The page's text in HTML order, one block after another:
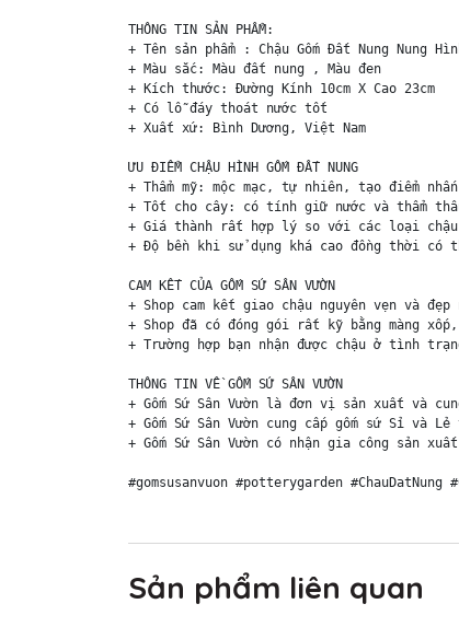
THÔNG TIN SẢN PHẨM:
+ Tên sản phẩm : Chậu Gốm Đất Nung Nung
+ Màu sắc: Màu đất nung , Màu đen
+ Kích thước: Đường Kính 10cm X Cao 23cm
+ Có lỗ đáy thoát nước tốt
+ Xuất xứ: Bình Dương, Việt Nam
ƯU ĐIỂM CHẬU HÌNH GỐM ĐẤT NUNG
+ Thẩm mỹ: mộc mạc, tự nhiên, tạo điểm
+ Tốt cho cây: có tính giữ nước và thẩm
+ Giá thành rất hợp lý so với các loại
+ Độ bền khi sử dụng khá cao đồng thời có
CAM KẾT CỦA GỐM SỨ SÂN VƯỜN
+ Shop cam kết giao chậu nguyên vẹn và đẹp
+ Shop đã có đóng gói rất kỹ bằng màng
+ Trường hợp bạn nhận được chậu ở tình
THÔNG TIN VỀ GỐM SỨ SÂN VƯỜN
+ Gốm Sứ Sân Vườn là đơn vị sản xuất và
+ Gốm Sứ Sân Vườn cung cấp gốm sứ Sỉ
+ Gốm Sứ Sân Vườn có nhận gia công sản
#gomsusanvuon #potterygarden #ChauDatNung
Sản phẩm liên quan